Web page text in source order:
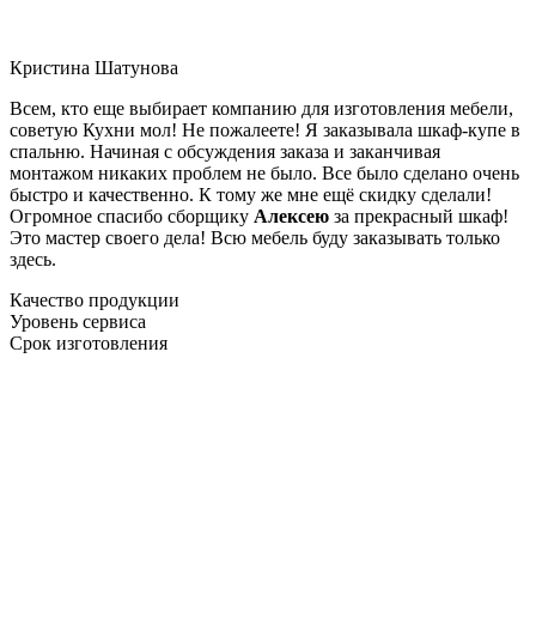
Кристина Шатунова
Всем, кто еще выбирает компанию для изготовления мебели,
советую Кухни мол! Не пожалеете! Я заказывала шкаф-купе в
спальню. Начиная с обсуждения заказа и заканчивая
монтажом никаких проблем не было. Все было сделано очень
быстро и качественно. К тому же мне ещё скидку сделали!
Огромное спасибо сборщику Алексею за прекрасный шкаф!
Это мастер своего дела! Всю мебель буду заказывать только
здесь.
Качество продукции
Уровень сервиса
Срок изготовления